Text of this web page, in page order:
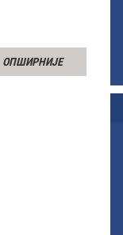
ОПШИРНИЈЕ